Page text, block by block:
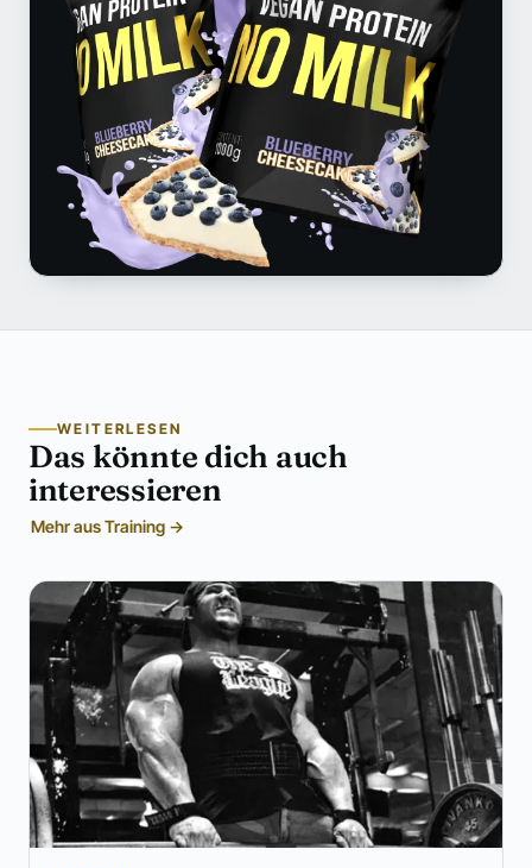
WEITERLESEN
Das könnte dich auch
interessieren
Mehr aus Training →